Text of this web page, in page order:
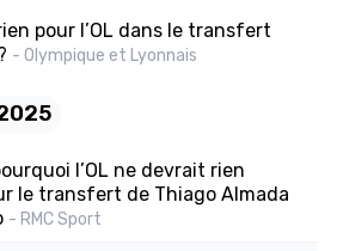
pour l’OL dans le transfert
- Olympique et Lyonnais
l’OL ne devrait rien
le transfert de Thiago Almada
- RMC Sport